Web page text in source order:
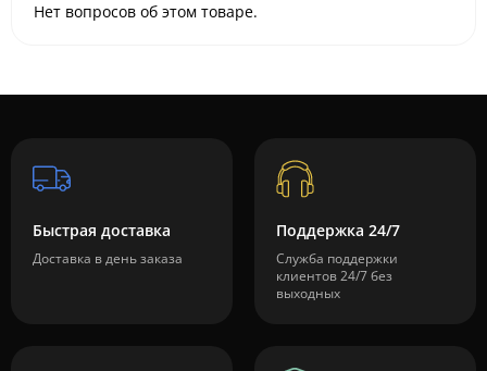
Нет вопросов об этом товаре.
Быстрая доставка
Доставка в день заказа
Поддержка 24/7
Служба поддержки
клиентов 24/7 без
выходных